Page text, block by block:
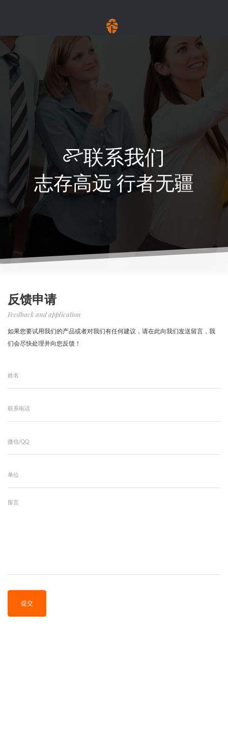
联系我们
志存高远 行者无疆
反馈申请
Feedback and application
如果您要试用我们的产品或者对我们有任何建议，请在此向我们发送留言，我
们会尽快处理并向您反馈！